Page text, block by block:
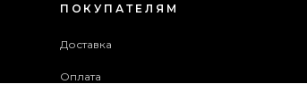
ПОКУПАТЕЛЯМ
Доставка
Оплата